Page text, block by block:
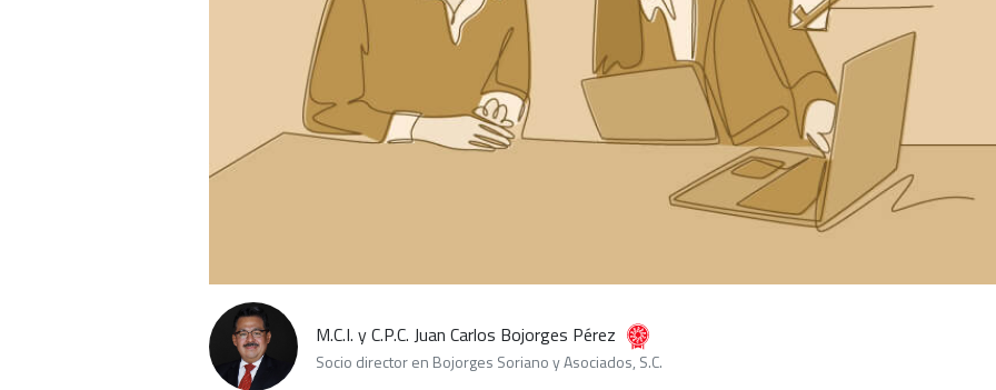
M.C.I. y C.P.C. Juan Carlos Bojorges Pérez
Socio director en Bojorges Soriano y Asociados, S.C.